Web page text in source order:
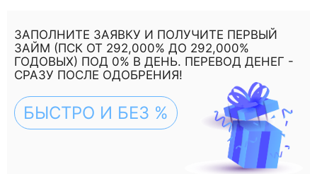
ЗАПОЛНИТЕ ЗАЯВКУ И ПОЛУЧИТЕ ПЕРВЫЙ
ЗАЙМ (ПСК ОТ 292,000% ДО 292,000%
ГОДОВЫХ) ПОД 0% В ДЕНЬ. ПЕРЕВОД ДЕНЕГ -
СРАЗУ ПОСЛЕ ОДОБРЕНИЯ!
БЫСТРО И БЕЗ %